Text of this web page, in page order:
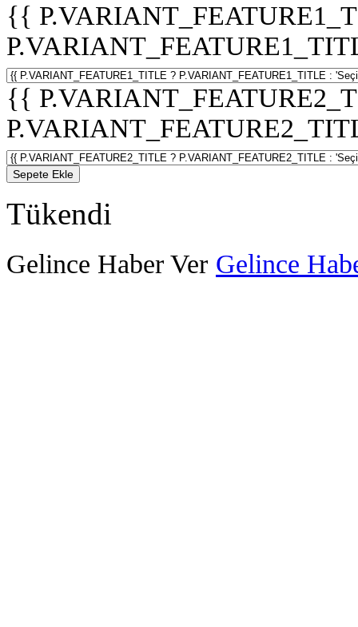
{{
{{
Sepete Ekle
Tükendi
Gelince Haber Ver Gelince